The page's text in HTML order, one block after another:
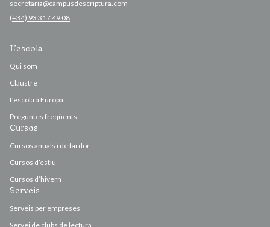
secretaria@campusdescriptura.com
(+34) 93 317 49 08
L’escola
Qui som
Claustre
L’escola a Europa
Preguntes freqüents
Cursos
Cursos anuals i de tardor
Cursos d’estiu
Cursos d’hivern
Serveis
Serveis per empreses
Servei de clubs de lectura